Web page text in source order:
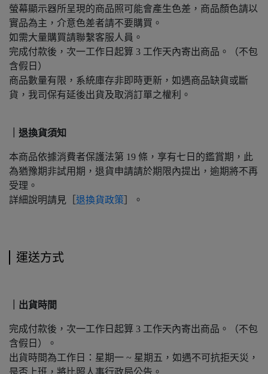
螢幕顯示器所呈現的商品照可能會產生色差，商品顏色請以
實品為主，介意色差者請不要購買。
如需大量購買請聯繫客服人員。
完成付款後，次一工作日起算 3 工作天內寄出商品。（不包
含假日）
商品數量有限，系統庫存非即時更新，如遇商品缺貨或斷
貨，我司保有延後出貨及取消訂單之權利。
｜退換貨須知
本商品依據消費者保護法第 19 條，享有七日的鑑賞期，此
為猶豫期非試用期，退貨申請請於期限內提出，逾期將不再
受理。
詳細說明請見［ 退換貨政策 ］。
運送方式
｜出貨時間
完成付款後，次一工作日起算 3 工作天內寄出商品。（不包
含假日）。
出貨時間為工作日：星期一 ~ 星期五，如遇不可抗拒天災，
是否上班，將比照人事行政局公告。